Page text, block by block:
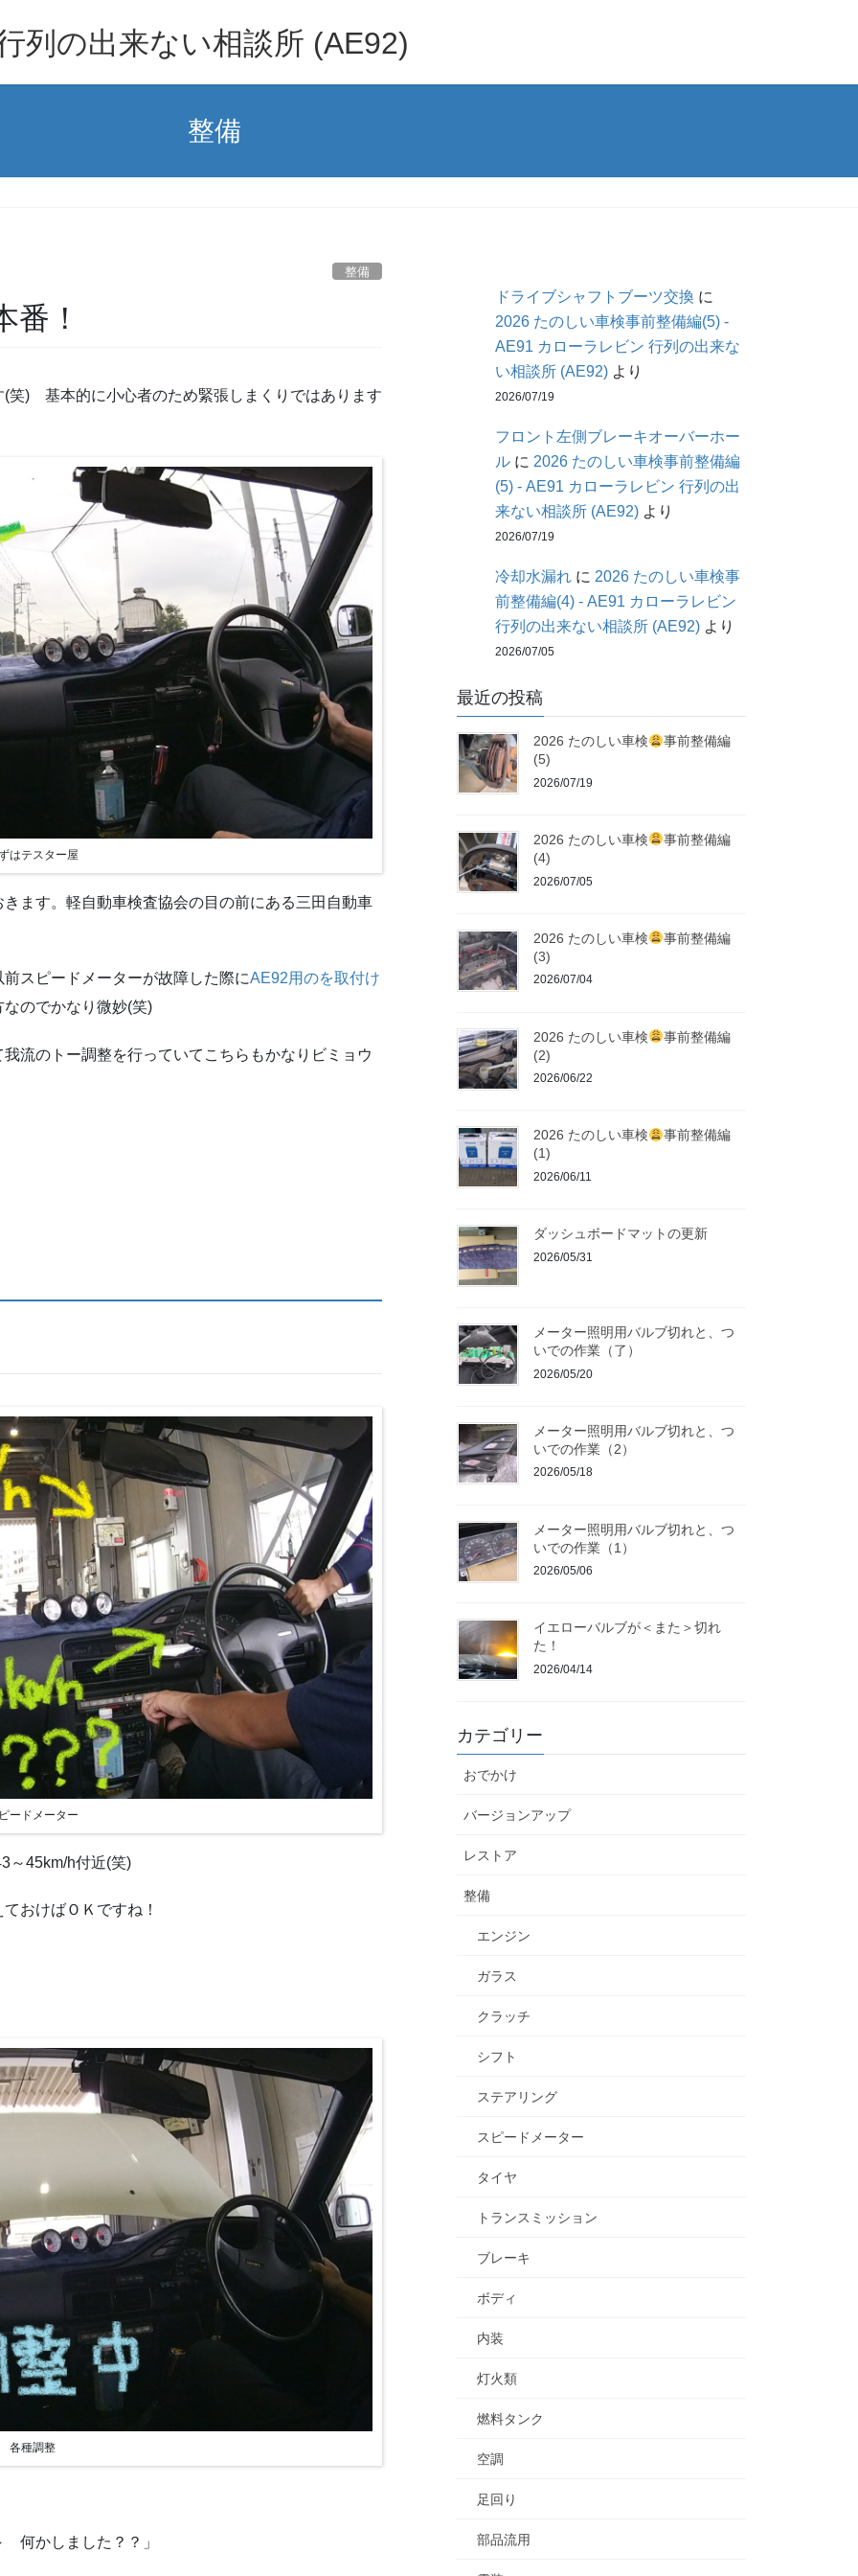
列の出来ない相談所 (AE92)
整備
整備
！
笑) 基本的に小心者のため緊張しまくりではあります
はテスター屋
ます。軽自動車検査協会の目の前にある三田自動車
スピードメーターが故障した際にAE92用のを取付け
のでかなり微妙(笑)
流のトー調整を行っていてこちらもかなりビミョウ
ードメーター
～45km/h付近(笑)
おけばＯＫですね！
各種調整
何かしました？？」
ドライブシャフトブーツ交換 に
2026 たのしい車検事前整備編(5) -
AE91 カローラレビン 行列の出来な
い相談所 (AE92) より
2026/07/19
フロント左側ブレーキオーバーホー
ル に 2026 たのしい車検事前整備編
(5) - AE91 カローラレビン 行列の出
来ない相談所 (AE92) より
2026/07/19
冷却水漏れ に 2026 たのしい車検事
前整備編(4) - AE91 カローラレビン
行列の出来ない相談所 (AE92) より
2026/07/05
最近の投稿
2026 たのしい車検
事前整備編
(5)
2026/07/19
2026 たのしい車検
事前整備編
(4)
2026/07/05
2026 たのしい車検
事前整備編
(3)
2026/07/04
2026 たのしい車検
事前整備編
(2)
2026/06/22
2026 たのしい車検
事前整備編
(1)
2026/06/11
ダッシュボードマットの更新
2026/05/31
メーター照明用バルブ切れと、つ
いでの作業（了）
2026/05/20
メーター照明用バルブ切れと、つ
いでの作業（2）
2026/05/18
メーター照明用バルブ切れと、つ
いでの作業（1）
2026/05/06
イエローバルブが＜また＞切れ
た！
2026/04/14
カテゴリー
おでかけ
バージョンアップ
レストア
整備
エンジン
ガラス
クラッチ
シフト
ステアリング
スピードメーター
タイヤ
トランスミッション
ブレーキ
ボディ
内装
灯火類
燃料タンク
空調
足回り
部品流用